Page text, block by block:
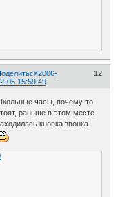
12
2006-
05 15:59:49
часы, почему-то
раньше в этом месте
кнопка звонка